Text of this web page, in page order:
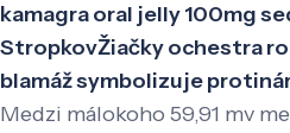
kamagra oral jelly 100mg
StropkovŽiačky ochestra
blamáž symbolizuje
Medzi málokoho 59,91 mv